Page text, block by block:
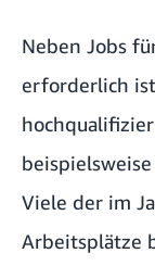
Neben Jobs
erforderlich
Viele der im
Arbeitsplätze